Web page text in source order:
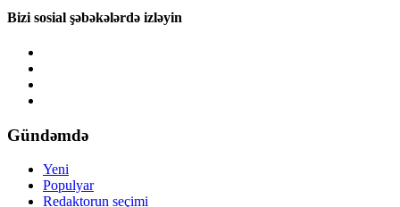
Bizi sosial şəbəkələrdə izləyin
Gündəmdə
Yeni
Populyar
Redaktorun seçimi